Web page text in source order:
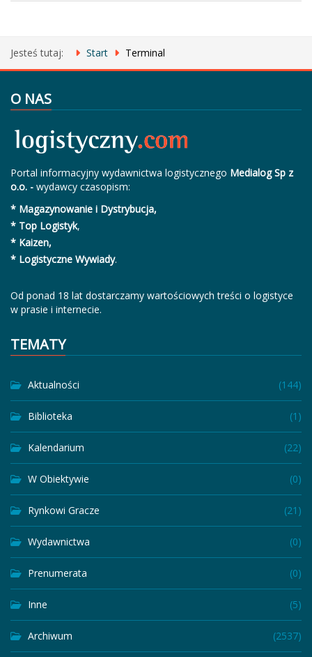
Jesteś tutaj: Start Terminal
O NAS
Portal informacyjny wydawnictwa logistycznego Medialog Sp z
o.o. - wydawcy czasopism:
* Magazynowanie i Dystrybucja,
* Top Logistyk,
* Kaizen,
* Logistyczne Wywiady.
Od ponad 18 lat dostarczamy wartościowych treści o logistyce
w prasie i internecie.
TEMATY
Aktualności (144)
Biblioteka (1)
Kalendarium (22)
W Obiektywie (0)
Rynkowi Gracze (21)
Wydawnictwa (0)
Prenumerata (0)
Inne (5)
Archiwum (2537)